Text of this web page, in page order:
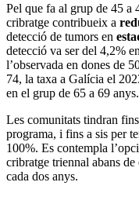
Pel que fa al grup de 45 a
cribratge contribueix a
detecció de tumors en
detecció va ser del 4,2%
l’observada en dones de
74, la taxa a Galícia el
en el grup de 65 a 69 anys.
Les comunitats tindran
programa, i fins a sis per
100%. Es contempla
cribratge triennal abans
cada dos anys.